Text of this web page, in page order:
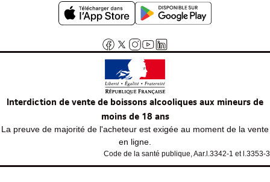
Interdiction de vente de boissons alcooliques aux mineurs de
moins de 18 ans
La preuve de majorité de l'acheteur est exigée au moment de la vente
en ligne.
Code de la santé publique, Aar.l.3342-1 et l.3353-3